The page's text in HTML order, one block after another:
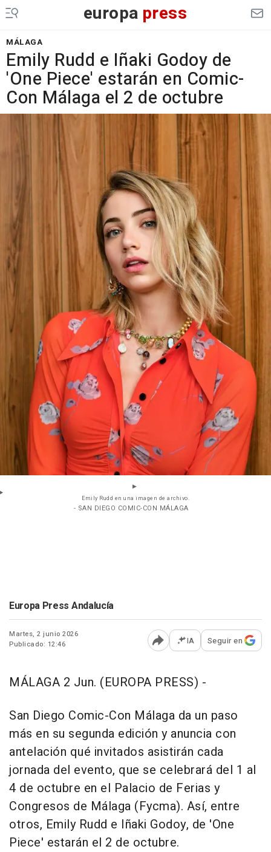
europa press
MÁLAGA
Emily Rudd e Iñaki Godoy de
'One Piece' estarán en Comic-
Con Málaga el 2 de octubre
Emily Rudd en una imagen de archivo.
- SAN DIEGO COMIC-CON MÁLAGA
Europa Press Andalucía
Martes, 2 junio 2026
Publicado: 12:46
Abrir opciones para
IA Seguir en
MÁLAGA 2 Jun. (EUROPA PRESS) -
San Diego Comic-Con Málaga da un paso
más en su segunda edición y anuncia con
antelación qué invitados asistirán cada
jornada del evento, que se celebrará del 1 al
4 de octubre en el Palacio de Ferias y
Congresos de Málaga (Fycma). Así, entre
otros, Emily Rudd e Iñaki Godoy, de 'One
Piece' estarán el 2 de octubre.